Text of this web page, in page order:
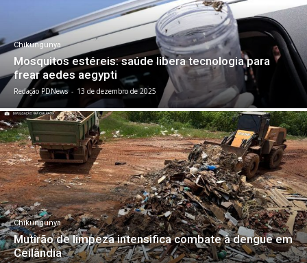
Chikungunya
Mosquitos estéreis: saúde libera tecnologia para
frear aedes aegypti
Redação PDNews - 13 de dezembro de 2025
Chikungunya
Mutirão de limpeza intensifica combate à dengue em
Ceilândia